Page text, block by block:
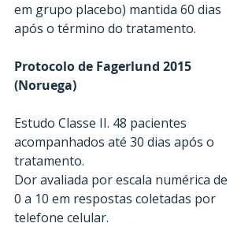
em grupo placebo) mantida 60 dias
após o término do tratamento.
Protocolo de Fagerlund 2015
(Noruega)
Estudo Classe II. 48 pacientes
acompanhados até 30 dias após o
tratamento.
Dor avaliada por escala numérica de
0 a 10 em respostas coletadas por
telefone celular.